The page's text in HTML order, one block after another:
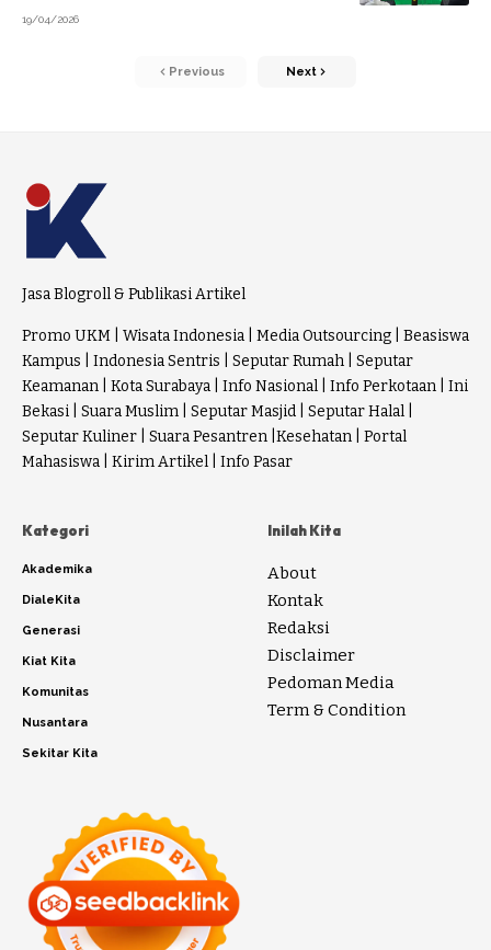
19/04/2026
Previous Next
Jasa Blogroll & Publikasi Artikel
Promo UKM Wisata Indonesia Media Outsourcing
Beasiswa
Kampus
Indonesia Sentris Seputar Rumah
Seputar
Keamanan
Kota Surabaya Info Nasional Info Perkotaan
Ini
Bekasi
Suara Muslim Seputar Masjid Seputar Halal
Seputar Kuliner
Suara Pesantren Kesehatan
Portal
Mahasiswa
Kirim Artikel Info Pasar
Kategori
Akademika
DialeKita
Generasi
Kiat Kita
Komunitas
Nusantara
Sekitar Kita
Inilah Kita
About
Kontak
Redaksi
Disclaimer
Pedoman Media
Term & Condition